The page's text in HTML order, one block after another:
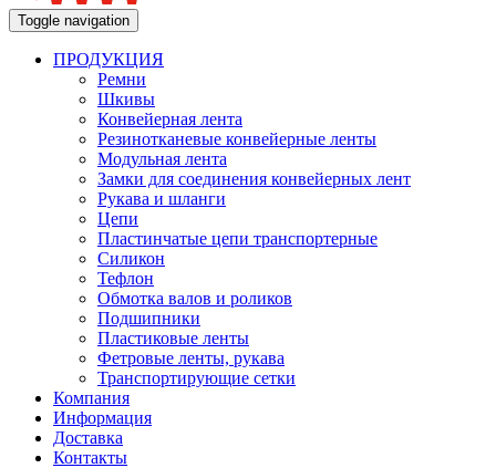
Toggle navigation
ПРОДУКЦИЯ
Ремни
Шкивы
Конвейерная лента
Резинотканевые конвейерные ленты
Модульная лента
Замки для соединения конвейерных лент
Рукава и шланги
Цепи
Пластинчатые цепи транспортерные
Силикон
Тефлон
Обмотка валов и роликов
Подшипники
Пластиковые ленты
Фетровые ленты, рукава
Транспортирующие сетки
Компания
Информация
Доставка
Контакты